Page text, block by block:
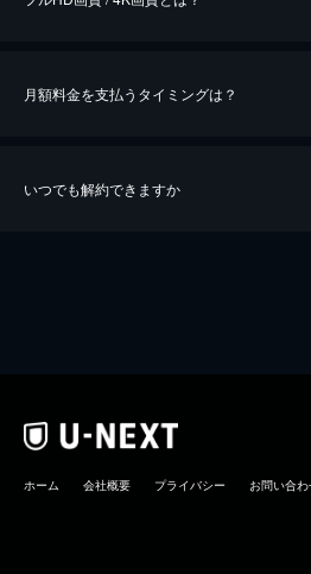
※40％ポイント還元の対象は、クレジットカード決
iOSアプリのUコイン決済による作品の購入 / レン
月額料金を支払うタイミングは？
いつでも解約できますか
ホーム 会社概要 プライバシー お問い合